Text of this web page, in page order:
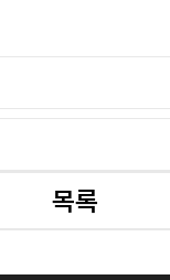
목록